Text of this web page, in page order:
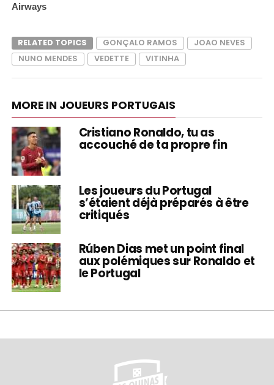
Airways
RELATED TOPICS GONÇALO RAMOS
JOAO NEVES
NUNO MENDES
VEDETTE VITINHA
MORE IN JOUEURS PORTUGAIS
Cristiano Ronaldo, tu as
accouché de ta propre fin
Les joueurs du Portugal
s’étaient déjà préparés à être
critiqués
Rúben Dias met un point final
aux polémiques sur Ronaldo et
le Portugal